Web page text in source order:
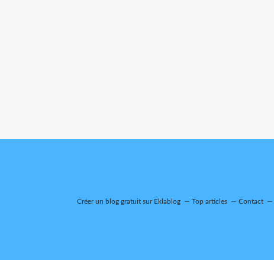
Créer un blog gratuit sur Eklablog Top articles Contact